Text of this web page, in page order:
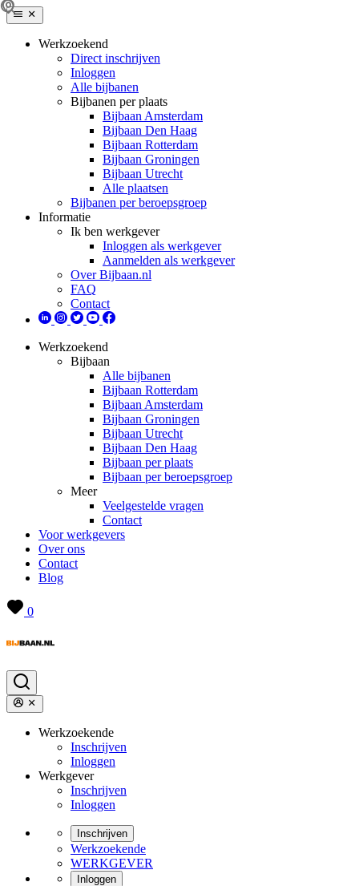
Werkzoekend
Direct inschrijven
Inloggen
Alle bijbanen
Bijbanen per plaats
Bijbaan Amsterdam
Bijbaan Den Haag
Bijbaan Rotterdam
Bijbaan Groningen
Bijbaan Utrecht
Alle plaatsen
Bijbanen per beroepsgroep
Informatie
Ik ben werkgever
Inloggen als werkgever
Aanmelden als werkgever
Over Bijbaan.nl
FAQ
Contact
Werkzoekend
Bijbaan
Alle bijbanen
Bijbaan Rotterdam
Bijbaan Amsterdam
Bijbaan Groningen
Bijbaan Utrecht
Bijbaan Den Haag
Bijbaan per plaats
Bijbaan per beroepsgroep
Meer
Veelgestelde vragen
Contact
Voor werkgevers
Over ons
Contact
Blog
0
Werkzoekende
Inschrijven
Inloggen
Werkgever
Inschrijven
Inloggen
Inschrijven
Werkzoekende
WERKGEVER
Inloggen